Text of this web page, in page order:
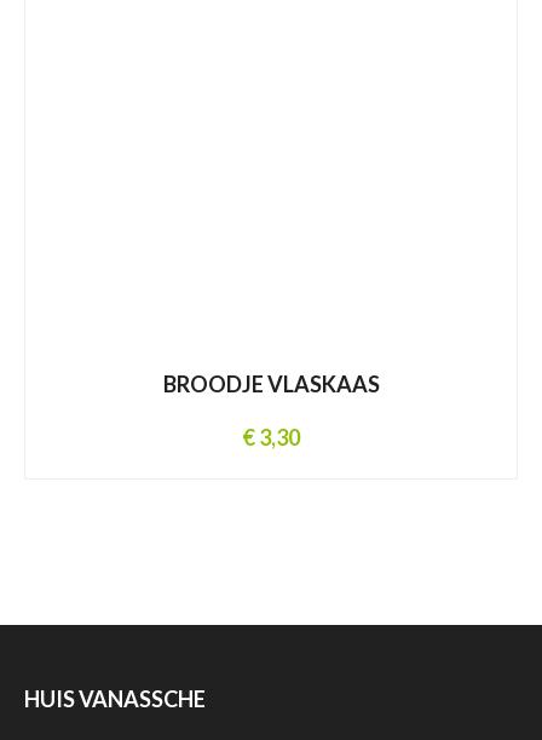
BROODJE VLASKAAS
€ 3,30
HUIS VANASSCHE